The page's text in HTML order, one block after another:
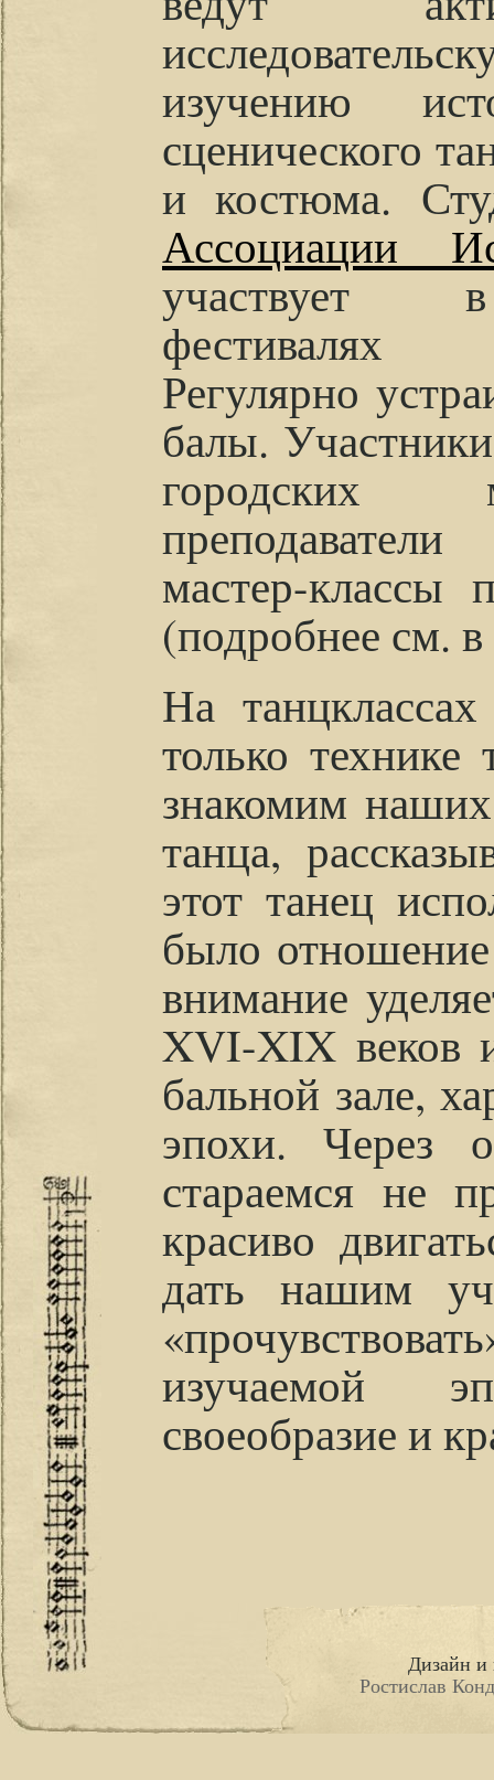
изучению
сценического
и костюма.
Ассоциации
участвует
фестивалях
Регулярно
балы.
городских
мастер-классы
(подробнее см.
На
только
знакомим
танца,
этот танец
было
внимание
XVI-XIX веков
бальной зале,
эпохи. Через
стараемся не
красиво
дать нашим
изучаемой
своеобразие и
Дизайн и
Ростислав